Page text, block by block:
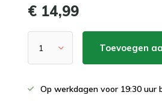
€ 14,99
Toevoegen
Op werkdagen voor 19:30 uur